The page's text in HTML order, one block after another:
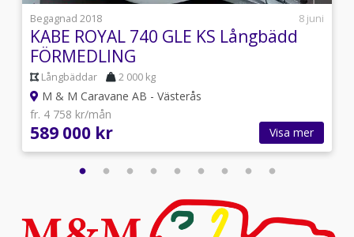
Begagnad 2018
8 juni
KABE ROYAL 740 GLE KS Långbädd
FÖRMEDLING
Långbäddar 2 000 kg
M & M Caravane AB - Västerås
fr. 4 758 kr/mån
589 000 kr Visa mer